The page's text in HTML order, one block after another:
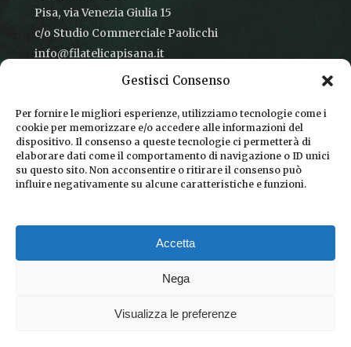
Gestisci Consenso
Per fornire le migliori esperienze, utilizziamo tecnologie come i
cookie per memorizzare e/o accedere alle informazioni del
dispositivo. Il consenso a queste tecnologie ci permetterà di
elaborare dati come il comportamento di navigazione o ID unici
su questo sito. Non acconsentire o ritirare il consenso può
influire negativamente su alcune caratteristiche e funzioni.
Accetta
Nega
Visualizza le preferenze
Pisa, via Venezia Giulia 15
c/o Studio Commerciale Paolicchi
info@filatelicapisana.it
CONDIZIONI DI VENDITA
INFORMATIVA SULLA PRIVACY
COOKIE POLICY